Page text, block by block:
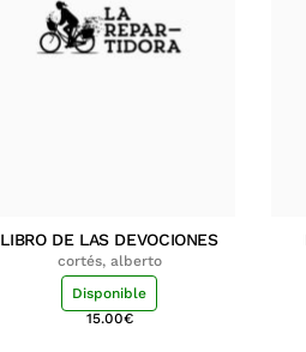
LIBRO DE LAS DEVOCIONES
cortés, alberto
Disponible
15.00€